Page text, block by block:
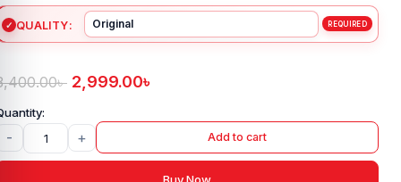
QUALITY
৳ 2,999.00৳
- + Add to cart
Buy Now